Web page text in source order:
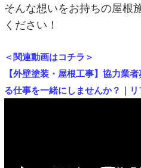
そんな想いをお持ちの屋根
ください！
＜関連動画はコチラ＞
【外壁塗装・屋根工事】協力業
る仕事を一緒にしませんか？｜